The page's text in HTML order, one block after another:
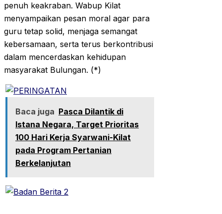
penuh keakraban. Wabup Kilat
menyampaikan pesan moral agar para
guru tetap solid, menjaga semangat
kebersamaan, serta terus berkontribusi
dalam mencerdaskan kehidupan
masyarakat Bulungan. (*)
Baca juga Pasca Dilantik di
Istana Negara, Target Prioritas
100 Hari Kerja Syarwani-Kilat
pada Program Pertanian
Berkelanjutan